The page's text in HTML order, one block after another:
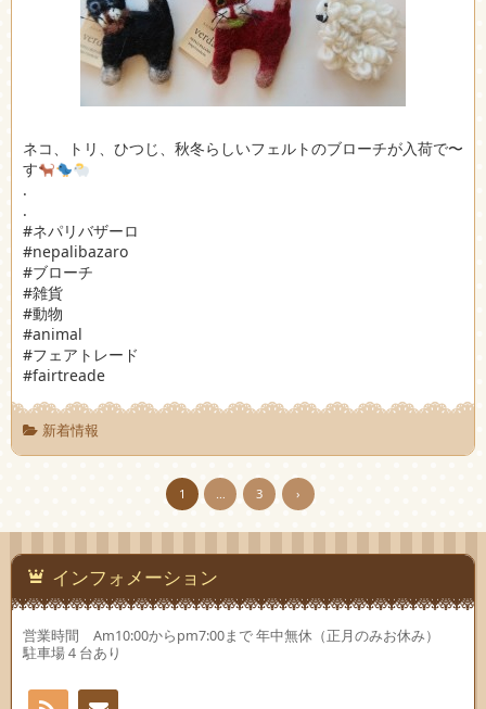
ネコ、トリ、ひつじ、秋冬らしいフェルトのブローチが入荷で〜
す
.
.
#ネパリバザーロ
#nepalibazaro
#ブローチ
#雑貨
#動物
#animal
#フェアトレード
#fairtreade
新着情報
1 … 3 ›
インフォメーション
営業時間 Am10:00からpm7:00まで 年中無休（正月のみお休み）
駐車場４台あり